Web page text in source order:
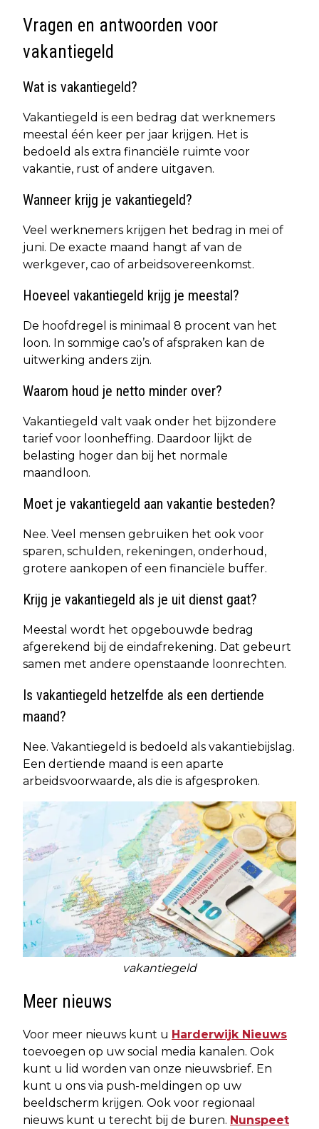
Vragen en antwoorden voor
vakantiegeld
Wat is vakantiegeld?
Vakantiegeld is een bedrag dat werknemers
meestal één keer per jaar krijgen. Het is
bedoeld als extra financiële ruimte voor
vakantie, rust of andere uitgaven.
Wanneer krijg je vakantiegeld?
Veel werknemers krijgen het bedrag in mei of
juni. De exacte maand hangt af van de
werkgever, cao of arbeidsovereenkomst.
Hoeveel vakantiegeld krijg je meestal?
De hoofdregel is minimaal 8 procent van het
loon. In sommige cao’s of afspraken kan de
uitwerking anders zijn.
Waarom houd je netto minder over?
Vakantiegeld valt vaak onder het bijzondere
tarief voor loonheffing. Daardoor lijkt de
belasting hoger dan bij het normale
maandloon.
Moet je vakantiegeld aan vakantie besteden?
Nee. Veel mensen gebruiken het ook voor
sparen, schulden, rekeningen, onderhoud,
grotere aankopen of een financiële buffer.
Krijg je vakantiegeld als je uit dienst gaat?
Meestal wordt het opgebouwde bedrag
afgerekend bij de eindafrekening. Dat gebeurt
samen met andere openstaande loonrechten.
Is vakantiegeld hetzelfde als een dertiende
maand?
Nee. Vakantiegeld is bedoeld als vakantiebijslag.
Een dertiende maand is een aparte
arbeidsvoorwaarde, als die is afgesproken.
vakantiegeld
Meer nieuws
Voor meer nieuws kunt u Harderwijk Nieuws
toevoegen op uw social media kanalen. Ook
kunt u lid worden van onze nieuwsbrief. En
kunt u ons via push-meldingen op uw
beeldscherm krijgen. Ook voor regionaal
nieuws kunt u terecht bij de buren. Nunspeet